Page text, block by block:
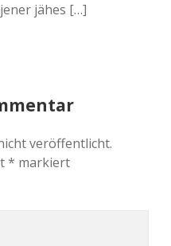
jähes […]
veröffentlicht.
* markiert